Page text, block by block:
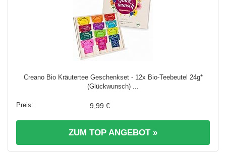
Creano Bio Kräutertee Geschenkset - 12x Bio-Teebeutel 24g*
(Glückwunsch) ...
9,99 €
ZUM TOP ANGEBOT »